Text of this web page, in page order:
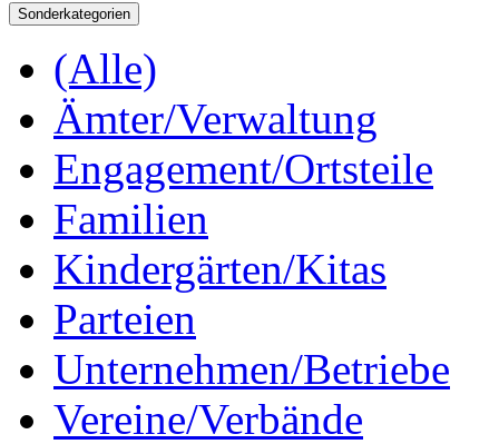
Sonderkategorien
(Alle)
Ämter/Verwaltung
Engagement/Ortsteile
Familien
Kindergärten/Kitas
Parteien
Unternehmen/Betriebe
Vereine/Verbände